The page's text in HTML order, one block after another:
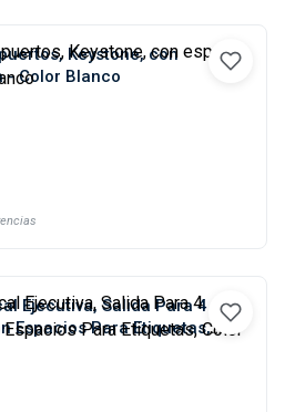
Keystone, con
- Color Blanco
Ejecutiva, Salida Para 4
Espacios Para Etiquetas,